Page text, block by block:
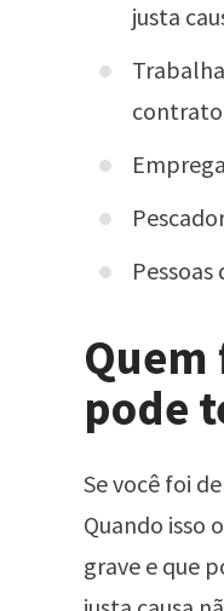
justa
contrato
pode
Se você foi
Quando isso
grave e que